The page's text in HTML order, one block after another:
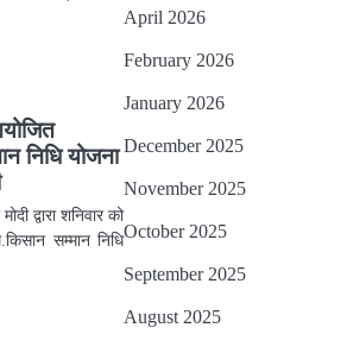
निधि योजना
द्वारा शनिवार को
सम्मान निधि
April 2026
February 2026
January 2026
December 2025
November 2025
October 2025
September 2025
August 2025